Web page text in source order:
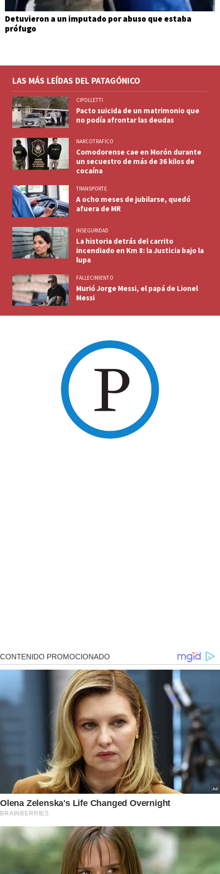
Detuvieron a un imputado por abuso que estaba
prófugo
LAS MÁS LEÍDAS DEL PATAGÓNICO
CIPOLLETTI
Pacto suicida de un matrimonio que
no podía afrontar las deudas
NARCOTRAFICO
Comodorense cae en Morón durante
un secuestro de más de 36 kilos de
cocaína
TRANSPORTE
A ocho meses de jubilarse, quedó
afuera de MR
INSEGURIDAD
La historia detrás del carrito
incendiado en Km 8: la Justicia bajo la
lupa
FALLECIMIENTO
Murió Jorge Messi, el papá de Lionel
Messi